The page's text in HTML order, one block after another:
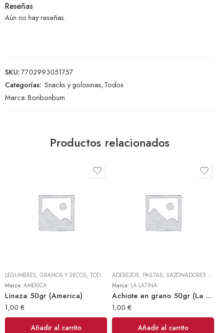
Reseñas
Aún no hay reseñas.
SKU:7702993051757
Categorías: Snacks y golosinas,Todos
Marca:Bonbonbum
Productos relacionados
LEGUMBRES, GRANOS Y SECOS, TODOS
Marca: AMERICA
Linaza 50gr (America)
1,00 €
Añadir al carrito
ADEREZOS, PASTAS, SAZONADORES Y CONDIMENTOS
Marca: LA LATINA
Achiote en grano 50gr (La Latina)
1,00 €
Añadir al carrito